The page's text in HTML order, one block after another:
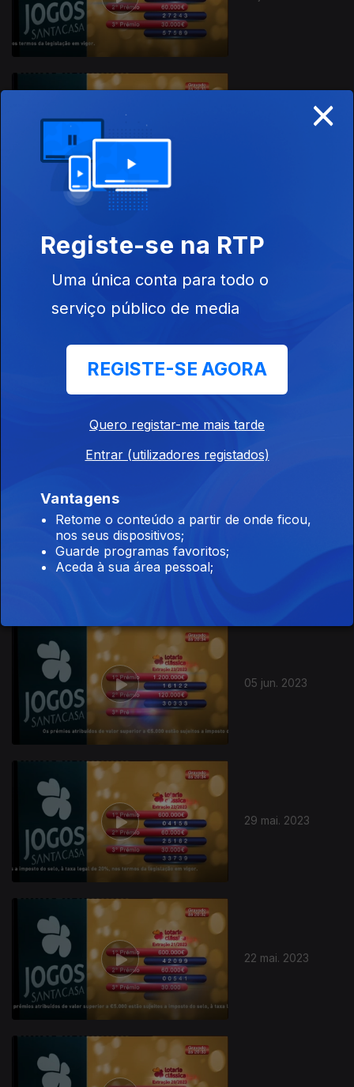
05 jun. 2023
29 mai. 2023
22 mai. 2023
×
Registe-se na RTP
Uma única conta para todo o
serviço público de media
REGISTE-SE AGORA
Quero registar-me mais tarde
Entrar (utilizadores registados)
Vantagens
Retome o conteúdo a partir de onde ficou,
nos seus dispositivos;
Guarde programas favoritos;
Aceda à sua área pessoal;